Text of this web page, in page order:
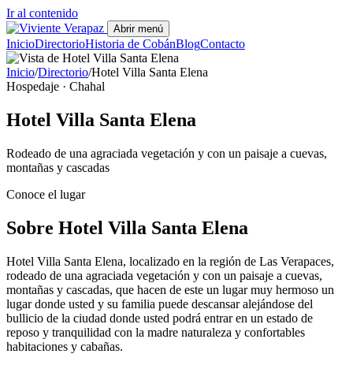
Ir al contenido
Abrir menú
InicioDirectorioHistoria de CobánBlogContacto
Inicio/Directorio/Hotel Villa Santa Elena
Hospedaje · Chahal
Hotel Villa Santa Elena
Rodeado de una agraciada vegetación y con un paisaje a cuevas,
montañas y cascadas
Conoce el lugar
Sobre Hotel Villa Santa Elena
Hotel Villa Santa Elena, localizado en la región de Las Verapaces,
rodeado de una agraciada vegetación y con un paisaje a cuevas,
montañas y cascadas, que hacen de este un lugar muy hermoso un
lugar donde usted y su familia puede descansar alejándose del
bullicio de la ciudad donde usted podrá entrar en un estado de
reposo y tranquilidad con la madre naturaleza y confortables
habitaciones y cabañas.